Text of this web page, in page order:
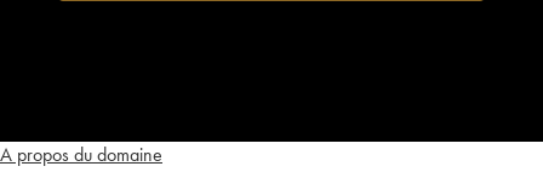
A propos du domaine